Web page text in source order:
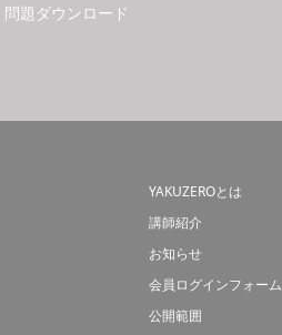
問題ダウンロード
YAKUZEROとは
講師紹介
お知らせ
会員ログインフォーム
公開範囲